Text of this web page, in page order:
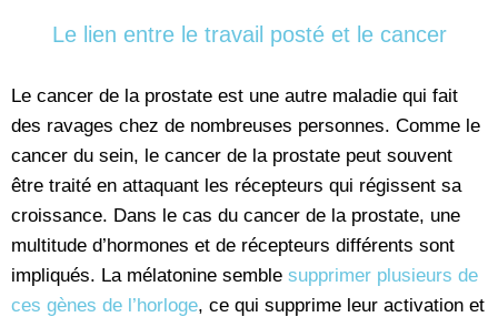
Le lien entre le travail posté et le cancer
Le cancer de la prostate est une autre maladie qui fait
des ravages chez de nombreuses personnes. Comme le
cancer du sein, le cancer de la prostate peut souvent
être traité en attaquant les récepteurs qui régissent sa
croissance. Dans le cas du cancer de la prostate, une
multitude d’hormones et de récepteurs différents sont
impliqués. La mélatonine semble supprimer plusieurs de
ces gènes de l’horloge, ce qui supprime leur activation et